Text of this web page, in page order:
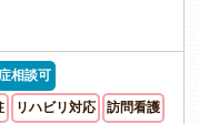
相談可
リハビリ対応 訪問看護